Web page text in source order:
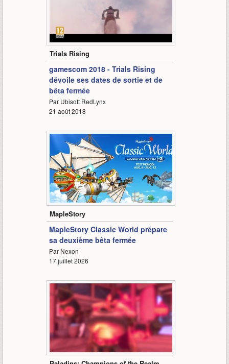
1:09
Trials Rising
gamescom 2018 - Trials Rising
dévoile ses dates de sortie et de
bêta fermée
Par Ubisoft RedLynx
21 août 2018
1:09
MapleStory
MapleStory Classic World prépare
sa deuxième bêta fermée
Par Nexon
17 juillet 2026